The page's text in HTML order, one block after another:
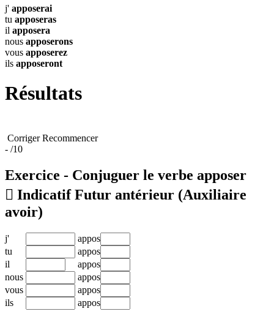
j' apposerai
tu apposeras
il apposera
nous apposerons
vous apposerez
ils apposeront
Résultats
CorrigerRecommencer
- /10
Exercice - Conjuguer le verbe apposer
 Indicatif Futur antérieur (Auxiliaire
avoir)
j'
appos
tu
appos
il
appos
nous
appos
vous
appos
ils
appos